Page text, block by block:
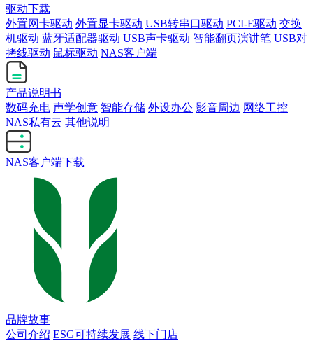
驱动下载
外置网卡驱动 外置显卡驱动 USB转串口驱动 PCI-E驱动 交换
机驱动 蓝牙适配器驱动 USB声卡驱动 智能翻页演讲笔 USB对
拷线驱动 鼠标驱动 NAS客户端
产品说明书
数码充电 声学创意 智能存储 外设办公 影音周边 网络工控
NAS私有云 其他说明
NAS客户端下载
品牌故事
公司介绍 ESG可持续发展 线下门店